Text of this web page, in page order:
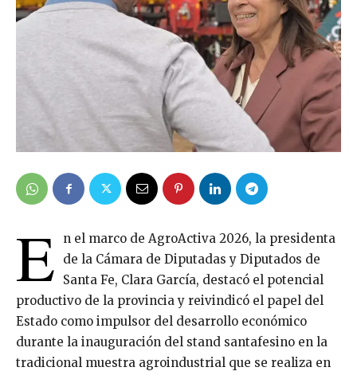
E
n el marco de AgroActiva 2026, la presidenta
de la Cámara de Diputadas y Diputados de
Santa Fe, Clara García, destacó el potencial
productivo de la provincia y reivindicó el papel del
Estado como impulsor del desarrollo económico
durante la inauguración del stand santafesino en la
tradicional muestra agroindustrial que se realiza en